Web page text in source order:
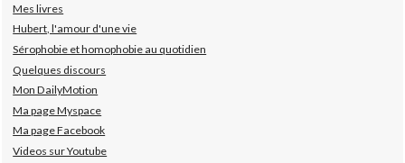
Mes livres
Hubert, l'amour d'une vie
Sérophobie et homophobie au quotidien
Quelques discours
Mon DailyMotion
Ma page Myspace
Ma page Facebook
Videos sur Youtube